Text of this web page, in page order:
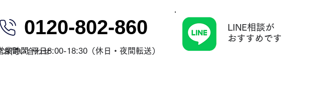
お問い合わせ
0120-802-860
業時間 平日8:00-18:30（休日・夜間転送）
LINE相談が
​おすすめです